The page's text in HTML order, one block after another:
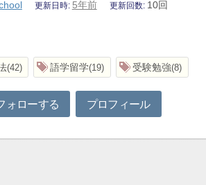
更新日時 5年前 更新回数 10回
42 語学留学 19 受験勉強 8
ォローする プロフィール